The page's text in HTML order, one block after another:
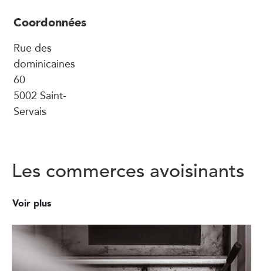
Coordonnées
Rue des
dominicaines
60
5002 Saint-
Servais
Les commerces avoisinants
Voir plus